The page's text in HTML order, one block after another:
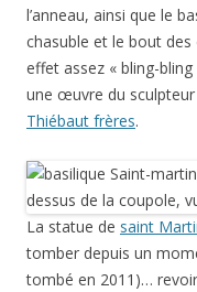
l’anneau, ainsi que le
chasuble et le bout
effet assez « bling-
une œuvre du sculpteur
Thiébaut frères.
La statue de saint
tomber depuis un
tombé en 2011)…